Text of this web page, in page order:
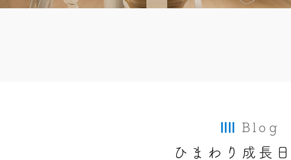
Blog
ひまわり成長